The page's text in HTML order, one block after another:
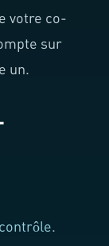
votre co-
sur
un.